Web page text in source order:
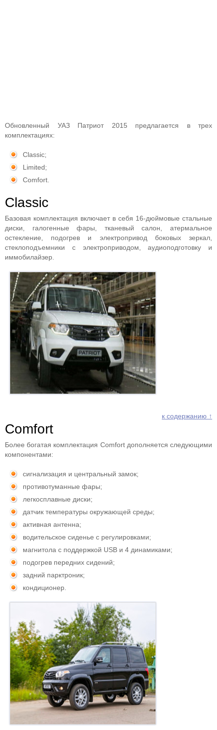
Обновленный УАЗ Патриот 2015 предлагается в трех
комплектациях:
Classic;
Limited;
Comfort.
Classic
Базовая комплектация включает в себя 16-дюймовые стальные
диски, галогенные фары, тканевый салон, атермальное
остекление, подогрев и электропривод боковых зеркал,
стеклоподъемники с электроприводом, аудиоподготовку и
иммобилайзер.
к содержанию ↑
Comfort
Более богатая комплектация Comfort дополняется следующими
компонентами:
сигнализация и центральный замок;
противотуманные фары;
легкосплавные диски;
датчик температуры окружающей среды;
активная антенна;
водительское сиденье с регулировками;
магнитола с поддержкой USB и 4 динамиками;
подогрев передних сидений;
задний парктроник;
кондиционер.